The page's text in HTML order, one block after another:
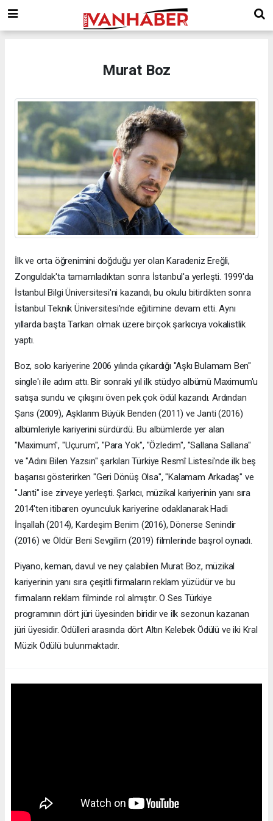
Murat Boz
İlk ve orta öğrenimini doğduğu yer olan Karadeniz Ereğli,
Zonguldak'ta tamamladıktan sonra İstanbul'a yerleşti. 1999'da
İstanbul Bilgi Üniversitesi'ni kazandı, bu okulu bitirdikten sonra
İstanbul Teknik Üniversitesi'nde eğitimine devam etti. Aynı
yıllarda başta Tarkan olmak üzere birçok şarkıcıya vokalistlik
yaptı.
Boz, solo kariyerine 2006 yılında çıkardığı "Aşkı Bulamam Ben"
single'ı ile adım attı. Bir sonraki yıl ilk stüdyo albümü Maximum'u
satışa sundu ve çıkışını öven pek çok ödül kazandı. Ardından
Şans (2009), Aşklarım Büyük Benden (2011) ve Janti (2016)
albümleriyle kariyerini sürdürdü. Bu albümlerde yer alan
"Maximum", "Uçurum", "Para Yok", "Özledim", "Sallana Sallana"
ve "Adını Bilen Yazsın" şarkıları Türkiye Resmî Listesi'nde ilk beş
başarısı gösterirken "Geri Dönüş Olsa", "Kalamam Arkadaş" ve
"Janti" ise zirveye yerleşti. Şarkıcı, müzikal kariyerinin yanı sıra
2014'ten itibaren oyunculuk kariyerine odaklanarak Hadi
İnşallah (2014), Kardeşim Benim (2016), Dönerse Senindir
(2016) ve Öldür Beni Sevgilim (2019) filmlerinde başrol oynadı.
Piyano, keman, davul ve ney çalabilen Murat Boz, müzikal
kariyerinin yanı sıra çeşitli firmaların reklam yüzüdür ve bu
firmaların reklam filminde rol almıştır. O Ses Türkiye
programının dört jüri üyesinden biridir ve ilk sezonun kazanan
jüri üyesidir. Ödülleri arasında dört Altın Kelebek Ödülü ve iki Kral
Müzik Ödülü bulunmaktadır.